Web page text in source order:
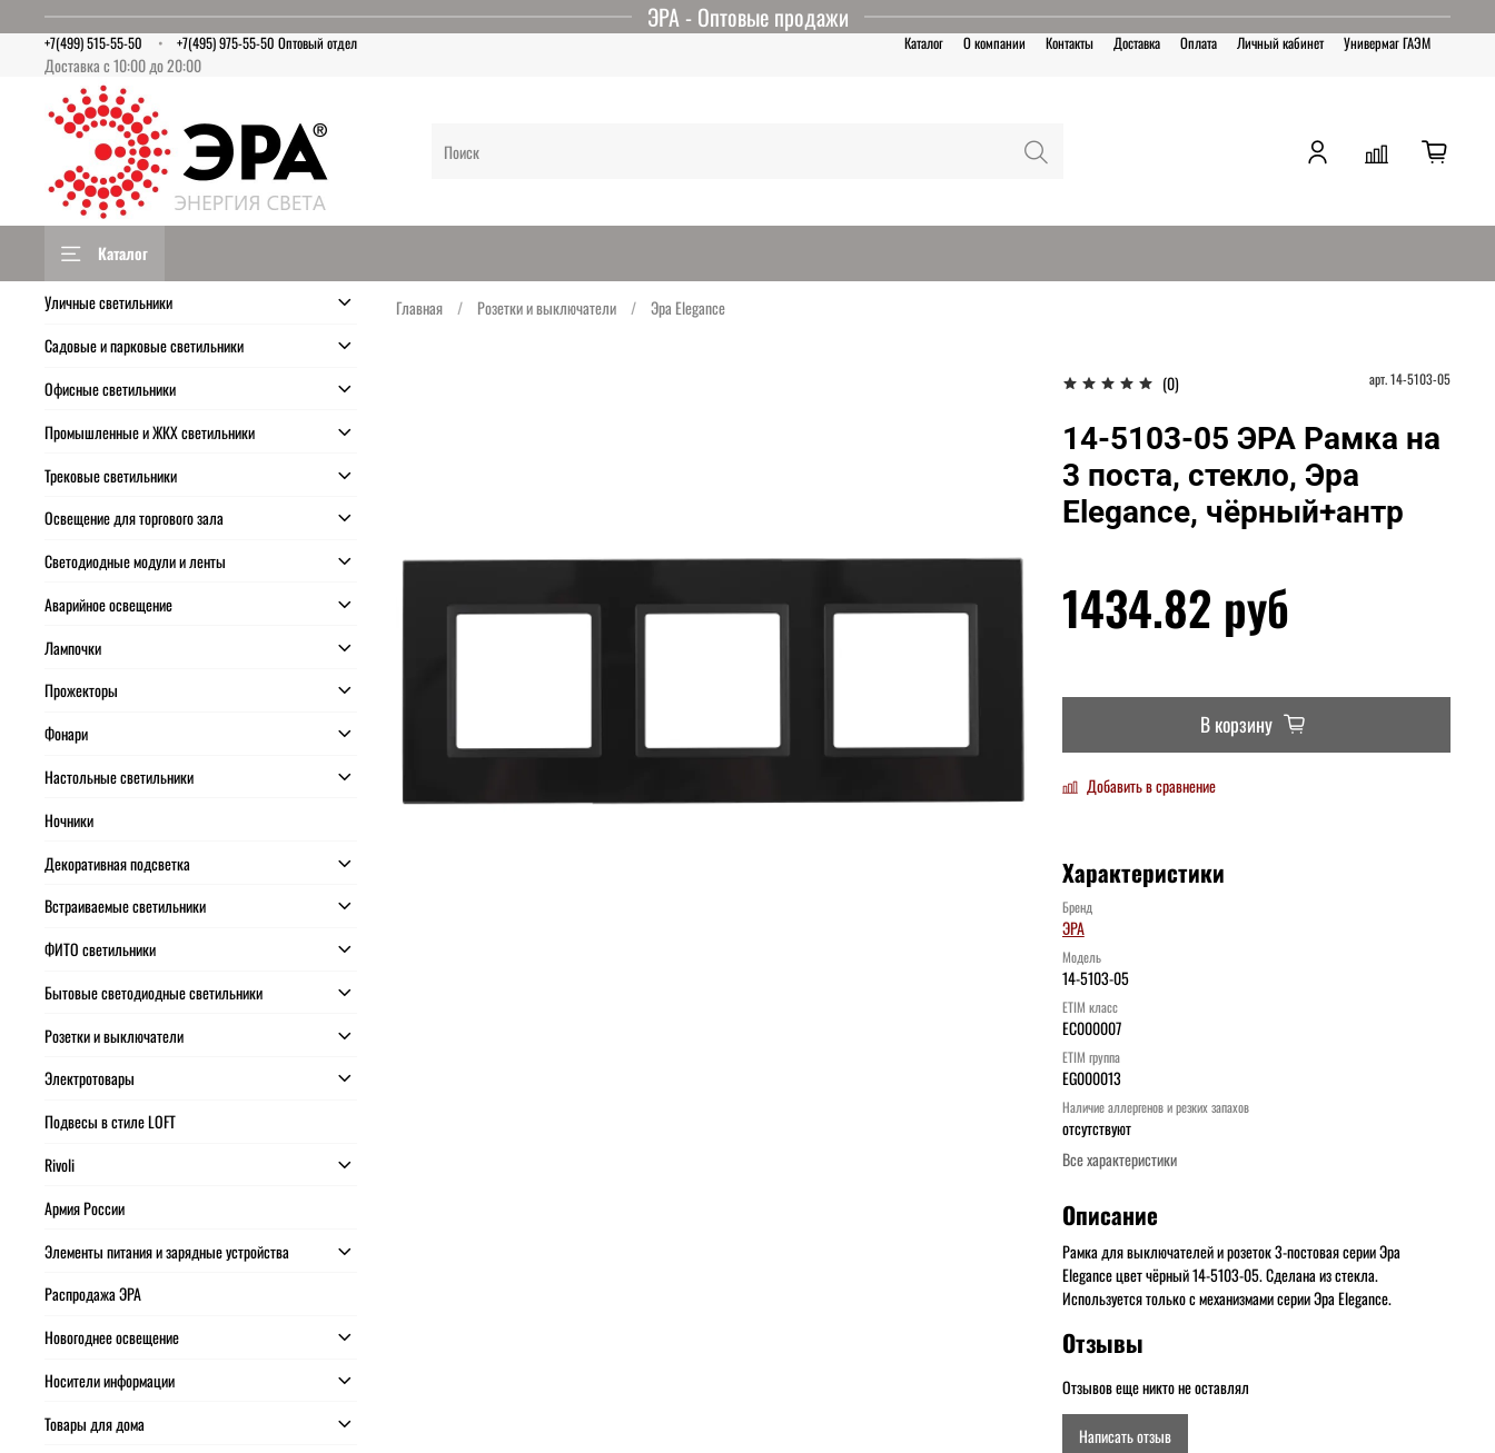
ЭРА - Оптовые продажи
Каталог О компании Контакты Доставка Оплата Личный кабинет Универмаг ГАЭМ
Доставка с 10:00 до 20:00
+7(499) 515-55-50 +7(495) 975-55-50 Оптовый отдел
Каталог
Главная Розетки и выключатели Эра Elegance
(0) арт.14-5103-05
14-5103-05 ЭРА Рамка на
3 поста, стекло, Эра
Elegance, чёрный+антр
1434.82 руб
В корзину
Добавить в сравнение
Характеристики
Бренд
ЭРА
Модель
14-5103-05
ETIM класс
EC000007
ETIM группа
EG000013
Наличие аллергенов и резких запахов
отсутствуют
Все характеристики
Описание
Рамка для выключателей и розеток 3-постовая серии Эра
Elegance цвет чёрный 14-5103-05. Сделана из стекла.
Используется только с механизмами серии Эра Elegance.
Отзывы
Отзывов еще никто не оставлял
Написать отзыв
Уличные светильники
Садовые и парковые светильники
Офисные светильники
Промышленные и ЖКХ светильники
Трековые светильники
Освещение для торгового зала
Светодиодные модули и ленты
Аварийное освещение
Лампочки
Прожекторы
Фонари
Настольные светильники
Ночники
Декоративная подсветка
Встраиваемые светильники
ФИТО светильники
Бытовые светодиодные светильники
Розетки и выключатели
Электротовары
Подвесы в стиле LOFT
Rivoli
Армия России
Элементы питания и зарядные устройства
Распродажа ЭРА
Новогоднее освещение
Носители информации
Товары для дома